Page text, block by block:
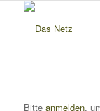
Bitte anmelden,